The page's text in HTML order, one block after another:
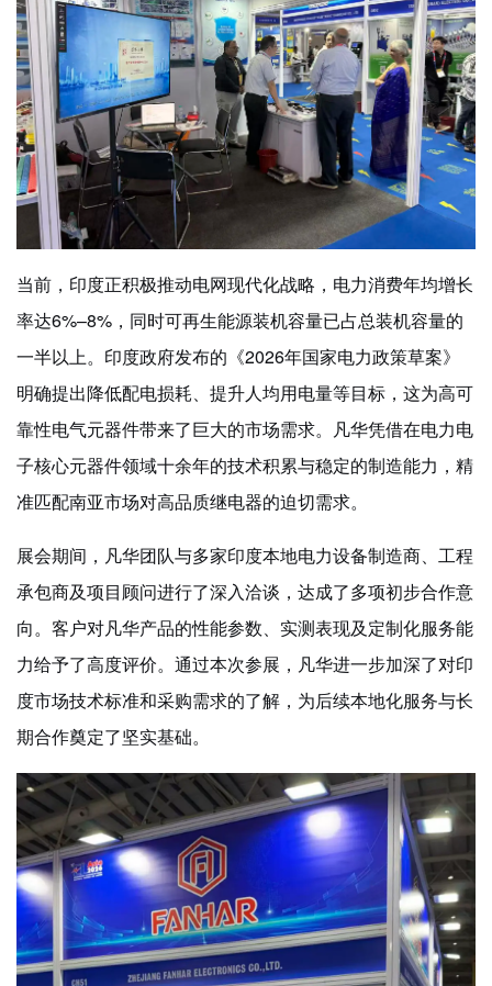
当前，印度正积极推动电网现代化战略，电力消费年均增长
率达6%–8%，同时可再生能源装机容量已占总装机容量的
一半以上。印度政府发布的《2026年国家电力政策草案》
明确提出降低配电损耗、提升人均用电量等目标，这为高可
靠性电气元器件带来了巨大的市场需求。凡华凭借在电力电
子核心元器件领域十余年的技术积累与稳定的制造能力，精
准匹配南亚市场对高品质继电器的迫切需求。
展会期间，凡华团队与多家印度本地电力设备制造商、工程
承包商及项目顾问进行了深入洽谈，达成了多项初步合作意
向。客户对凡华产品的性能参数、实测表现及定制化服务能
力给予了高度评价。通过本次参展，凡华进一步加深了对印
度市场技术标准和采购需求的了解，为后续本地化服务与长
期合作奠定了坚实基础。